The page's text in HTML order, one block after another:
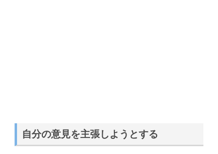
自分の意見を主張しようとする